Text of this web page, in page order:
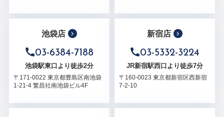
池袋店
03-6384-7188
池袋駅東口より徒歩2分
〒171-0022 東京都豊島区南池袋
1-21-4 繁昌社南池袋ビル4F
新宿店
03-5332-3224
JR新宿駅西口より徒歩7分
〒160-0023 東京都新宿区西新宿
7-2-10